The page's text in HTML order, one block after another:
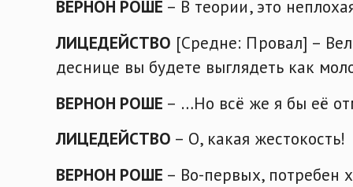
ВЕРНОН РОШЕ – В теории, это
ЛИЦЕДЕЙСТВО [Средне: Провал] –
деснице вы будете выглядеть как
ВЕРНОН РОШЕ – …Но всё же я бы её
ЛИЦЕДЕЙСТВО – О, какая жестокость!
ВЕРНОН РОШЕ – Во-первых, потребен